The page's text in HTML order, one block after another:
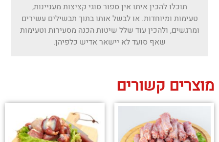
תוכלו להכין איתו אין ספור סוגי קציצות מעניינות,
טעימות ומיוחדות. או לבשל אותו בתוך תבשילים עשירים
ומרגשים, ולהכין עוד שלל שיטות הכנה מסעירות וטעימות
שאף סועד לא יישאר אדיש כלפיהן.
מוצרים קשורים